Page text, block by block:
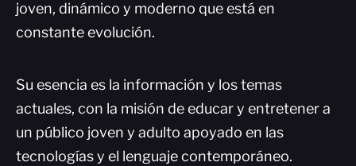
joven, dinámico y moderno que está en
constante evolución.
Su esencia es la información y los temas
actuales, con la misión de educar y entretener a
un público joven y adulto apoyado en las
tecnologías y el lenguaje contemporáneo.